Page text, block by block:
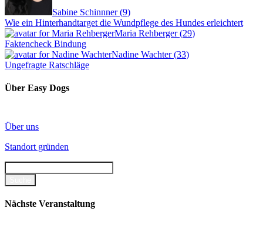
Sabine Schinnner(9)
Wie ein Hinterhandtarget die Wundpflege des Hundes erleichtert
Maria Rehberger(29)
Faktencheck Bindung
Nadine Wachter(33)
Ungefragte Ratschläge
Über Easy Dogs
Über uns
Standort gründen
Nächste Veranstaltung